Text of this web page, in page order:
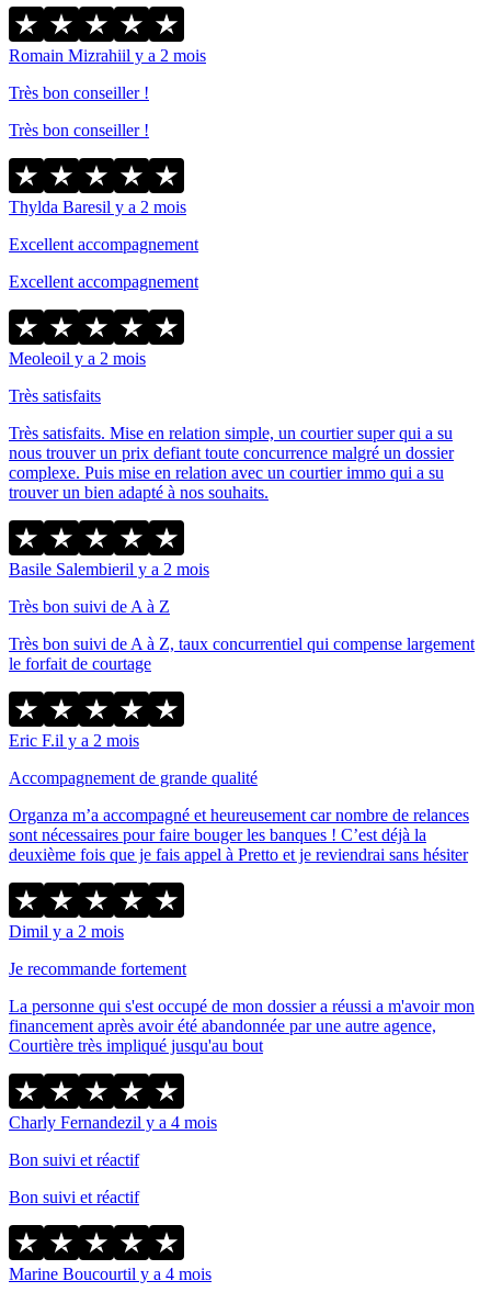
Romain Mizrahiil y a 2 mois
Très bon conseiller !
Très bon conseiller !
Thylda Baresil y a 2 mois
Excellent accompagnement
Excellent accompagnement
Meoleoil y a 2 mois
Très satisfaits
Très satisfaits. Mise en relation simple, un courtier super qui a su
nous trouver un prix defiant toute concurrence malgré un dossier
complexe. Puis mise en relation avec un courtier immo qui a su
trouver un bien adapté à nos souhaits.
Basile Salembieril y a 2 mois
Très bon suivi de A à Z
Très bon suivi de A à Z, taux concurrentiel qui compense largement
le forfait de courtage
Eric F.il y a 2 mois
Accompagnement de grande qualité
Organza m’a accompagné et heureusement car nombre de relances
sont nécessaires pour faire bouger les banques ! C’est déjà la
deuxième fois que je fais appel à Pretto et je reviendrai sans hésiter
Dimil y a 2 mois
Je recommande fortement
La personne qui s'est occupé de mon dossier a réussi a m'avoir mon
financement après avoir été abandonnée par une autre agence,
Courtière très impliqué jusqu'au bout
Charly Fernandezil y a 4 mois
Bon suivi et réactif
Bon suivi et réactif
Marine Boucourtil y a 4 mois